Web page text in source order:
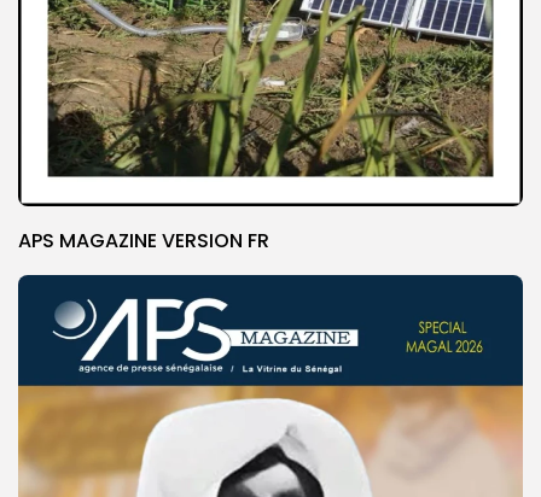
APS MAGAZINE VERSION FR